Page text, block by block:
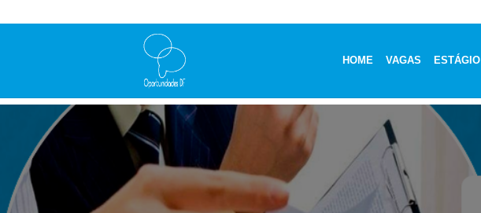
HOME VAGAS ESTÁGIO